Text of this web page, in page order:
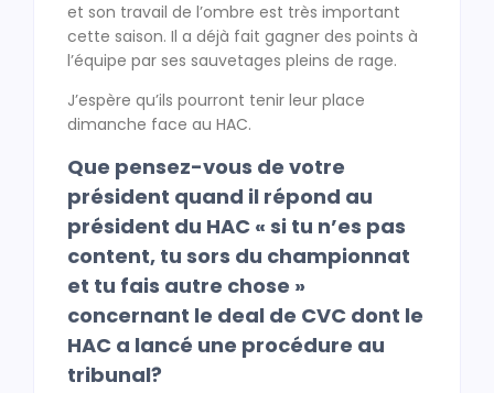
et son travail de l’ombre est très important
cette saison. Il a déjà fait gagner des points à
l’équipe par ses sauvetages pleins de rage.
J’espère qu’ils pourront tenir leur place
dimanche face au HAC.
Que pensez-vous de votre
président quand il répond au
président du HAC « si tu n’es pas
content, tu sors du championnat
et tu fais autre chose »
concernant le deal de CVC dont le
HAC a lancé une procédure au
tribunal?